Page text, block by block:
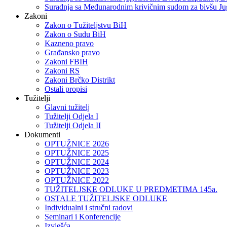
Suradnja sa Međunarodnim krivičnim sudom za bivšu
Zakoni
Zakon o Тužiteljstvu BiH
Zakon o Sudu BiH
Kazneno pravo
Građansko pravo
Zakoni FBIH
Zakoni RS
Zakoni Brčko Distrikt
Ostali propisi
Tužitelji
Glavni tužitelj
Tužitelji Odjela I
Tužitelji Odjela II
Dokumenti
OPTUŽNICE 2026
OPTUŽNICE 2025
OPTUŽNICE 2024
OPTUŽNICE 2023
OPTUŽNICE 2022
TUŽITELJSKE ODLUKE U PREDMETIMA 145a.
OSTALE TUŽITELJSKE ODLUKE
Individualni i stručni radovi
Seminari i Konferencije